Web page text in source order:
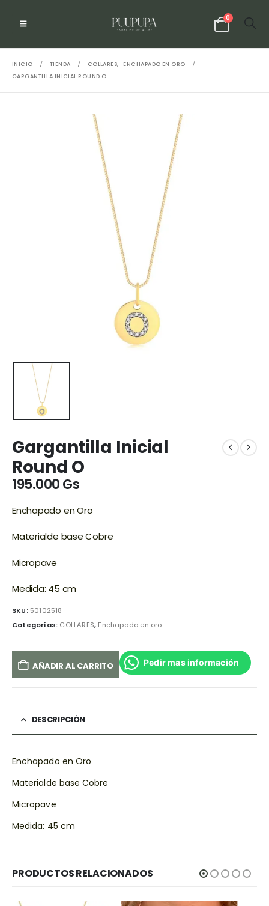
0
INICIO TIENDA COLLARES,
ENCHAPADO EN ORO
GARGANTILLA INICIAL ROUND O
Gargantilla Inicial
Round O
195.000Gs
Enchapado en Oro
Materialde base Cobre
Micropave
Medida: 45 cm
SKU: 50102518
Categorías: COLLARES, Enchapado en oro
AÑADIR AL CARRITO Pedir mas información
DESCRIPCIÓN
Enchapado en Oro
Materialde base Cobre
Micropave
Medida: 45 cm
PRODUCTOS RELACIONADOS